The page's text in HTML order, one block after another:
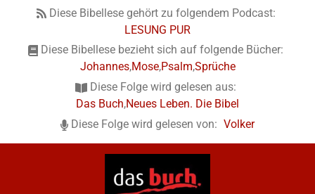
Diese Bibellese gehört zu folgendem Podcast:
LESUNG PUR
Diese Bibellese bezieht sich auf folgende Bücher:
Johannes,Mose,Psalm,Sprüche
Diese Folge wird gelesen aus:
Das Buch,Neues Leben. Die Bibel
Diese Folge wird gelesen von: Volker